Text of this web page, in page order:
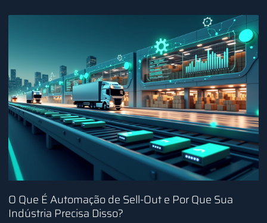
O Que É Automação de Sell-Out e Por Que Sua
Indústria Precisa Disso?